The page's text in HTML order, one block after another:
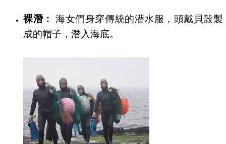
裸潛：
海女們身穿傳統的潜水服，頭戴貝殼製
成的帽子，潛入海底。